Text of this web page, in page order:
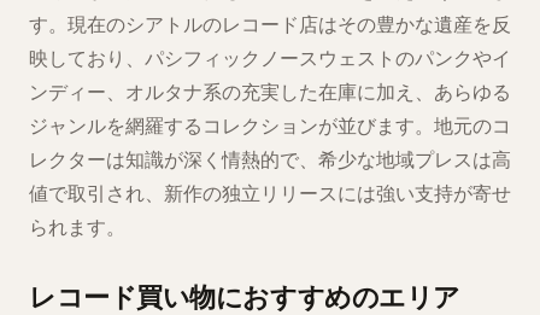
す。現在のシアトルのレコード店はその豊かな遺産を反
映しており、パシフィックノースウェストのパンクやイ
ンディー、オルタナ系の充実した在庫に加え、あらゆる
ジャンルを網羅するコレクションが並びます。地元のコ
レクターは知識が深く情熱的で、希少な地域プレスは高
値で取引され、新作の独立リリースには強い支持が寄せ
られます。
レコード買い物におすすめのエリア